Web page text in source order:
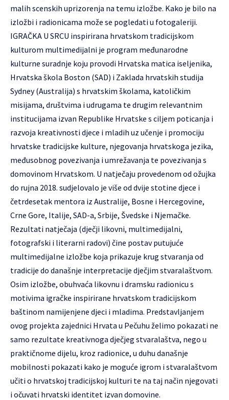
malih scenskih uprizorenja na temu izložbe. Kako je bilo na
izložbi i radionicama može se pogledati u fotogaleriji.
IGRAČKA U SRCU inspirirana hrvatskom tradicijskom
kulturom multimedijalni je program međunarodne
kulturne suradnje koju provodi Hrvatska matica iseljenika,
Hrvatska škola Boston (SAD) i Zaklada hrvatskih studija
Sydney (Australija) s hrvatskim školama, katoličkim
misijama, društvima i udrugama te drugim relevantnim
institucijama izvan Republike Hrvatske s ciljem poticanja i
razvoja kreativnosti djece i mladih uz učenje i promociju
hrvatske tradicijske kulture, njegovanja hrvatskoga jezika,
međusobnog povezivanja i umrežavanja te povezivanja s
domovinom Hrvatskom. U natječaju provedenom od ožujka
do rujna 2018. sudjelovalo je više od dvije stotine djece i
četrdesetak mentora iz Australije, Bosne i Hercegovine,
Crne Gore, Italije, SAD-a, Srbije, Švedske i Njemačke.
Rezultati natječaja (dječji likovni, multimedijalni,
fotografski i literarni radovi) čine postav putujuće
multimedijalne izložbe koja prikazuje krug stvaranja od
tradicije do današnje interpretacije dječjim stvaralaštvom.
Osim izložbe, obuhvaća likovnu i dramsku radionicu s
motivima igračke inspirirane hrvatskom tradicijskom
baštinom namijenjene djeci i mladima. Predstavljanjem
ovog projekta zajednici Hrvata u Pečuhu želimo pokazati ne
samo rezultate kreativnoga dječjeg stvaralaštva, nego u
praktičnome dijelu, kroz radionice, u duhu današnje
mobilnosti pokazati kako je moguće igrom i stvaralaštvom
učiti o hrvatskoj tradicijskoj kulturi te na taj način njegovati
i očuvati hrvatski identitet izvan domovine.